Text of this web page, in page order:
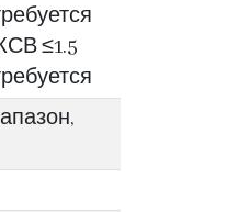
≤1.5